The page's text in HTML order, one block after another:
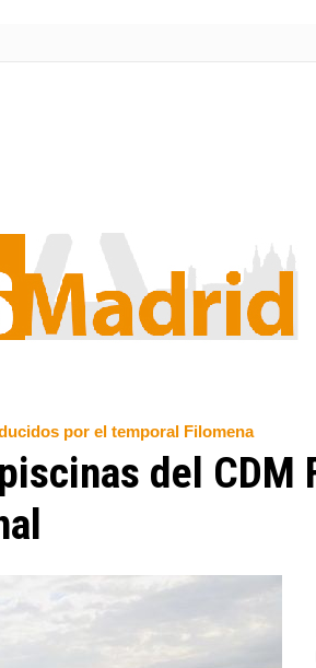
por el temporal Filomena
del CDM